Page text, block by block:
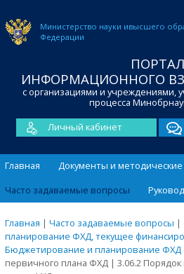
Министерство науки ивысшего
Федерации
ПОРТАЛ
ИНФОРМАЦИОННОГО
с организациями и учреждениями,
процесса
Личный кабинет
Главная
Документы и
Часто задаваемые вопросы
Главная | Часто задаваемые вопросы |
планирование ФХД, текущее
Бюджетирование и планирование ФХД
первичного плана ФХД | 3.06.2